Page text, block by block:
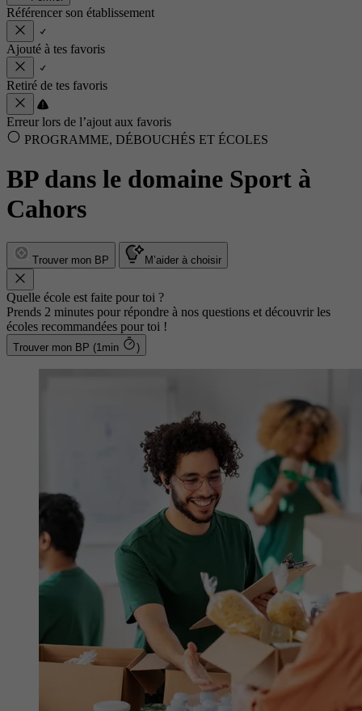
Référencer son établissement
Ajouté à tes favoris
Retiré de tes favoris
Erreur lors de l’ajout aux favoris
PROGRAMME, DÉBOUCHÉS ET ÉCOLES
BP dans le domaine Sport à
Cahors
Trouver mon BP M’aider à choisir
Quelle école est faite pour toi ?
Prends 2 minutes pour répondre à nos questions et découvrir les
écoles recommandées pour toi !
Trouver mon BP (1min )